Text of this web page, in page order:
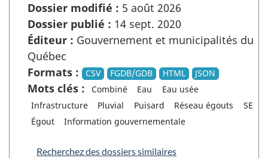
Dossier modifié : 5 août 2026
Dossier publié : 14 sept. 2020
Éditeur : Gouvernement et municipalités du
Québec
Formats :
CSV FGDB/GDB HTML JSON
Mots clés : Combiné Eau
Eau usée
Infrastructure
Pluvial Puisard Réseau égouts
SE
Égout
Information gouvernementale
Recherchez des dossiers similaires